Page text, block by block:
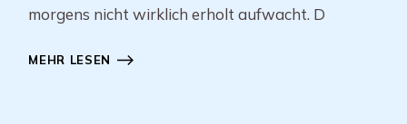
morgens nicht wirklich erholt aufwacht. D
MEHR LESEN